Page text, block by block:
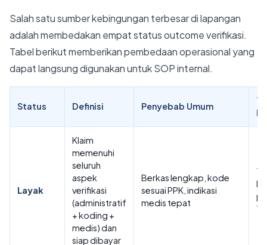
Salah satu sumber kebingungan terbesar di lapangan
adalah membedakan empat status outcome verifikasi.
Tabel berikut memberikan pembedaan operasional yang
dapat langsung digunakan untuk SOP internal.
Status Definisi Penyebab Umum
Layak
Klaim
memenuhi
seluruh
aspek
verifikasi
(administratif
+ koding +
medis) dan
siap dibayar
Berkas lengkap, kode
sesuai PPK, indikasi
medis tepat